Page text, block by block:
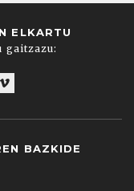
ELKARTU
gaitzazu:
BAZKIDE